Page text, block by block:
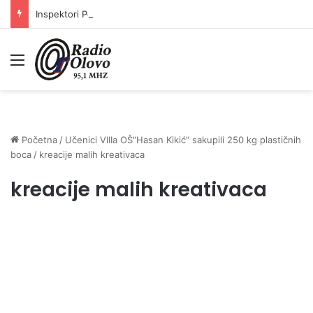
Meni
Početna / Učenici VIIIa OŠ"Hasan Kikić" sakupili 250 kg plastičnih
boca / kreacije malih kreativaca
kreacije malih kreativaca